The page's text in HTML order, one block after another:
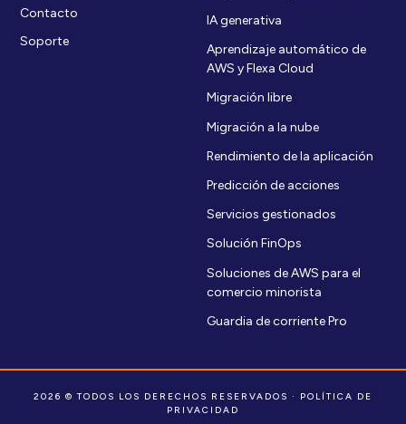
Contacto
Soporte
IA generativa
Aprendizaje automático de
AWS y Flexa Cloud
Migración libre
Migración a la nube
Rendimiento de la aplicación
Predicción de acciones
Servicios gestionados
Solución FinOps
Soluciones de AWS para el
comercio minorista
Guardia de corriente Pro
2026 © TODOS LOS DERECHOS RESERVADOS · POLÍTICA DE
PRIVACIDAD